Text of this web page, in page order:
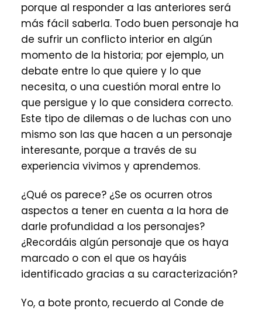
porque al responder a las anteriores será
más fácil saberla. Todo buen personaje ha
de sufrir un conflicto interior en algún
momento de la historia; por ejemplo, un
debate entre lo que quiere y lo que
necesita, o una cuestión moral entre lo
que persigue y lo que considera correcto.
Este tipo de dilemas o de luchas con uno
mismo son las que hacen a un personaje
interesante, porque a través de su
experiencia vivimos y aprendemos.
¿Qué os parece? ¿Se os ocurren otros
aspectos a tener en cuenta a la hora de
darle profundidad a los personajes?
¿Recordáis algún personaje que os haya
marcado o con el que os hayáis
identificado gracias a su caracterización?
Yo, a bote pronto, recuerdo al Conde de